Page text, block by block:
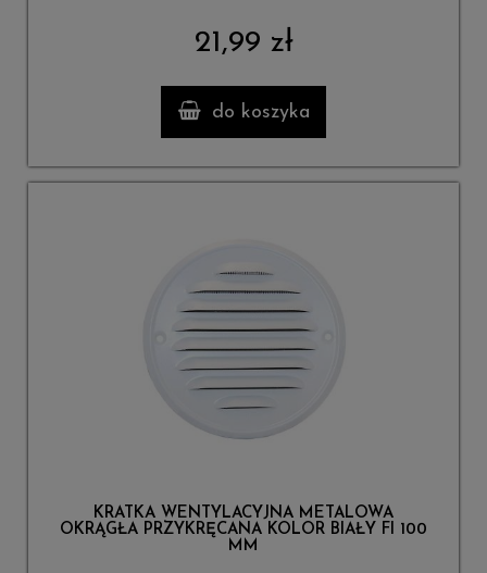
21,99 zł
do koszyka
KRATKA WENTYLACYJNA METALOWA
OKRĄGŁA PRZYKRĘCANA KOLOR BIAŁY FI 100
MM